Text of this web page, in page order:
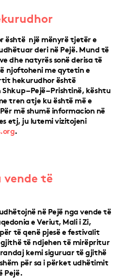
është një mënyrë tjetër e
deri në Pejë. Mund të
dhe natyrës sonë derisa të
njoftoheni me qytetin e
hekurudhor është
– Pejë – Prishtinë, kështu
tren atje ku është më e
më shumë informacion në
etj, ju lutemi vizitojeni
.
të
në Pejë nga vende të
e Veriut, Mali i Zi,
të qenë pjesë e festivalit
të ndjehen të mirëpritur
kemi siguruar të gjithë
për sa i përket udhëtimit
Pejë.